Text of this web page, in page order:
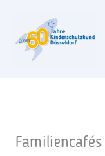
springen
Familiencafés